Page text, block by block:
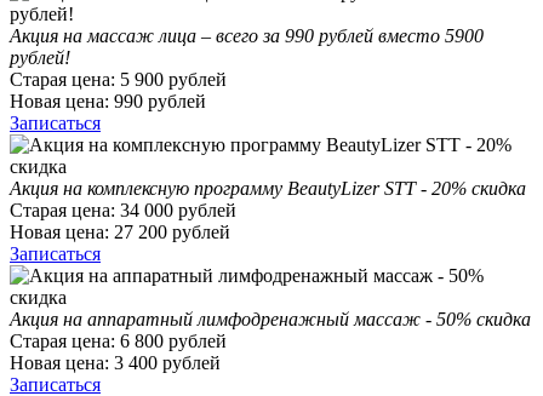
Акция на массаж лица – всего за 990 рублей вместо 5900
рублей!
Старая цена: 5 900 рублей
Новая цена: 990 рублей
Записаться
Акция на комплексную программу BeautyLizer STT - 20% скидка
Старая цена: 34 000 рублей
Новая цена: 27 200 рублей
Записаться
Акция на аппаратный лимфодренажный массаж - 50% скидка
Старая цена: 6 800 рублей
Новая цена: 3 400 рублей
Записаться